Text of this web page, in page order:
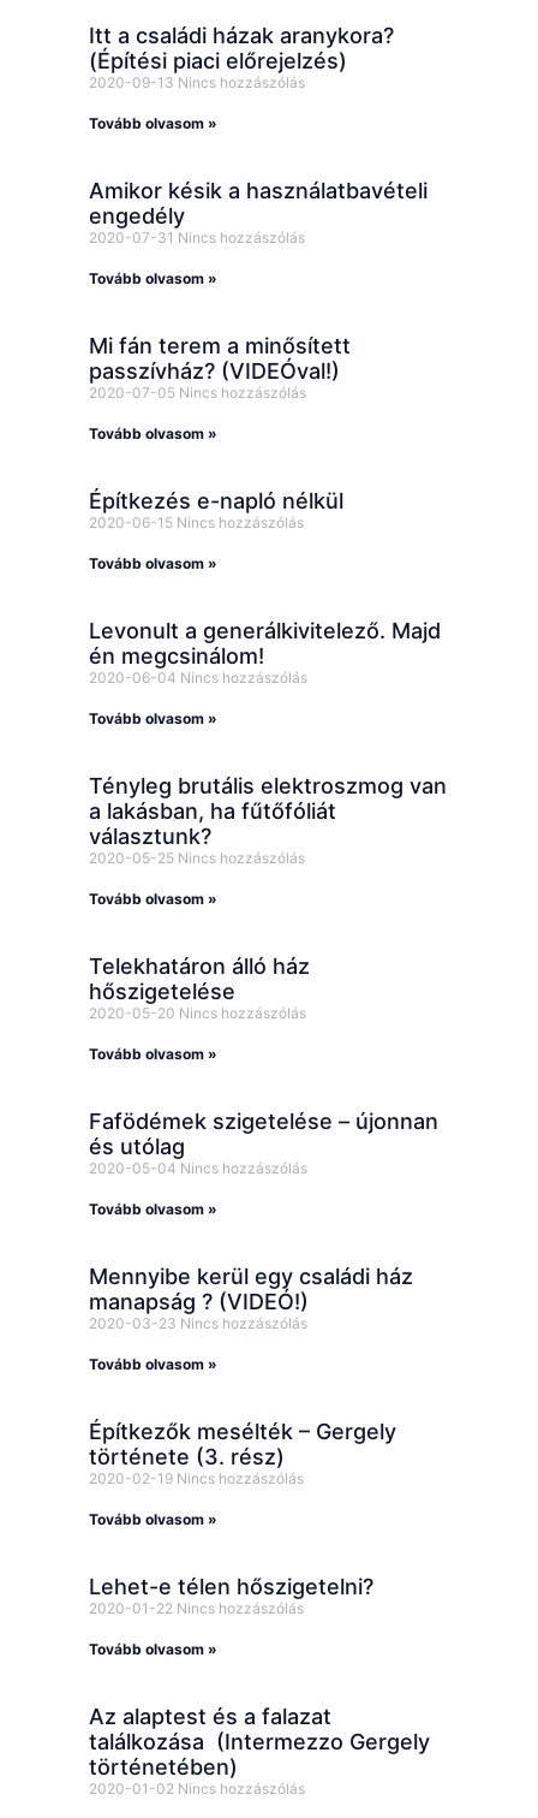
Itt a családi házak aranykora?
(Építési piaci előrejelzés)
2020-09-13 Nincs hozzászólás
Tovább olvasom »
Amikor késik a használatbavételi
engedély
2020-07-31 Nincs hozzászólás
Tovább olvasom »
Mi fán terem a minősített
passzívház? (VIDEÓval!)
2020-07-05 Nincs hozzászólás
Tovább olvasom »
Építkezés e-napló nélkül
2020-06-15 Nincs hozzászólás
Tovább olvasom »
Levonult a generálkivitelező. Majd
én megcsinálom!
2020-06-04 Nincs hozzászólás
Tovább olvasom »
Tényleg brutális elektroszmog van
a lakásban, ha fűtőfóliát
választunk?
2020-05-25 Nincs hozzászólás
Tovább olvasom »
Telekhatáron álló ház
hőszigetelése
2020-05-20 Nincs hozzászólás
Tovább olvasom »
Fafödémek szigetelése – újonnan
és utólag
2020-05-04 Nincs hozzászólás
Tovább olvasom »
Mennyibe kerül egy családi ház
manapság ? (VIDEÓ!)
2020-03-23 Nincs hozzászólás
Tovább olvasom »
Építkezők mesélték – Gergely
története (3. rész)
2020-02-19 Nincs hozzászólás
Tovább olvasom »
Lehet-e télen hőszigetelni?
2020-01-22 Nincs hozzászólás
Tovább olvasom »
Az alaptest és a falazat
találkozása (Intermezzo Gergely
történetében)
2020-01-02 Nincs hozzászólás